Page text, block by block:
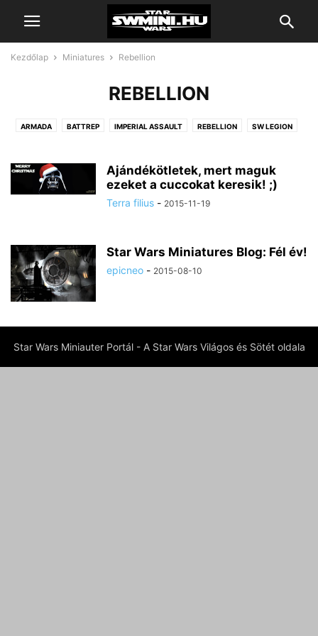
Kezdőlap Miniatures Rebellion
REBELLION
ARMADA BATTREP IMPERIAL ASSAULT REBELLION SW LEGION
Ajándékötletek, mert maguk
ezeket a cuccokat keresik! ;)
Terra filius - 2015-11-19
Star Wars Miniatures Blog: Fél év!
epicneo - 2015-08-10
Star Wars Miniauter Portál - A Star Wars Világos és Sötét oldala